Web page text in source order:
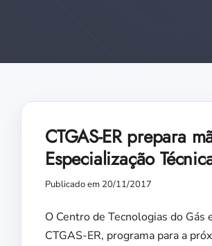
CTGAS-ER prepara
Especialização
Publicado em 20/11/2017
O Centro de Tecnologias do Gás
CTGAS-ER, programa para a